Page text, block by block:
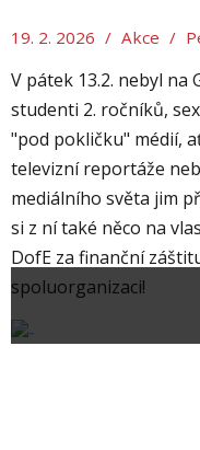
19. 2. 2026 / Akce /
V pátek 13.2. nebyl na
studenti 2. ročníků,
"pod pokličku" médií,
televizní reportáže
mediálního světa jim
si z ní také něco na
DofE za finanční
spoluorganizaci!